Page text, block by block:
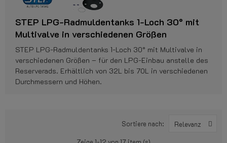
STEP LPG-Radmuldentanks 1-Loch 30° mit
Multivalve in verschiedenen Größen
STEP LPG-Radmuldentanks 1-Loch 30° mit Multivalve in
verschiedenen Größen – für den LPG-Einbau anstelle des
Reserverads. Erhältlich von 32L bis 70L in verschiedenen
Durchmessern und Höhen.
Sortiere nach: Relevanz